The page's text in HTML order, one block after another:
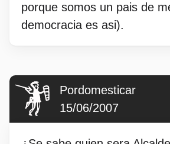
porque somos un pais de
democracia es asi).
Pordomesticar
15/06/2007